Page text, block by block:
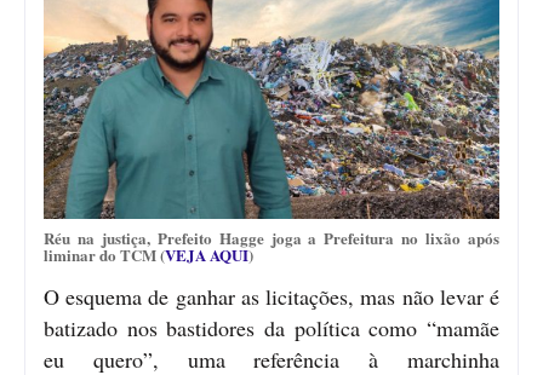
Réu na justiça, Prefeito Hagge joga a Prefeitura no lixão após
liminar do TCM (VEJA AQUI)
O esquema de ganhar as licitações, mas não levar é
batizado nos bastidores da política como “mamãe
eu quero”, uma referência à marchinha